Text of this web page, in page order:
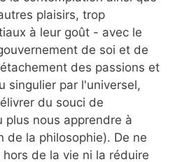
plaisirs, trop
à leur goût - avec le
de soi et de
des passions et
singulier par l'universel,
du souci de
plus nous apprendre à
de la philosophie). De ne
de la vie ni la réduire